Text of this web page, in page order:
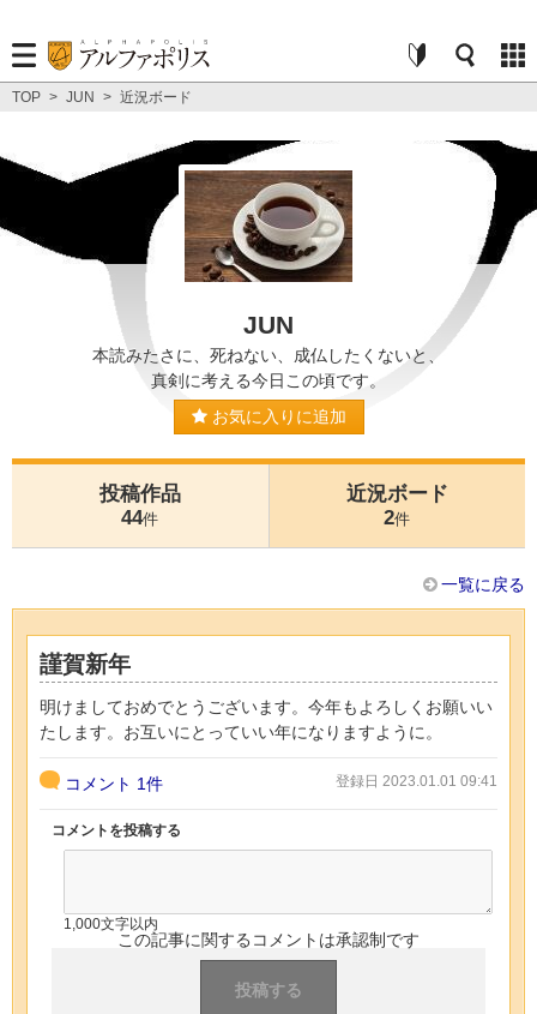
TOP > JUN > 近況ボード
JUN
本読みたさに、死ねない、成仏したくないと、
真剣に考える今日この頃です。
お気に入りに追加
投稿作品
44件
近況ボード
2件
一覧に戻る
謹賀新年
明けましておめでとうございます。今年もよろしくお願いい
たします。お互いにとっていい年になりますように。
コメント 1件 登録日 2023.01.01 09:41
コメントを投稿する
1,000文字以内
この記事に関するコメントは承認制です